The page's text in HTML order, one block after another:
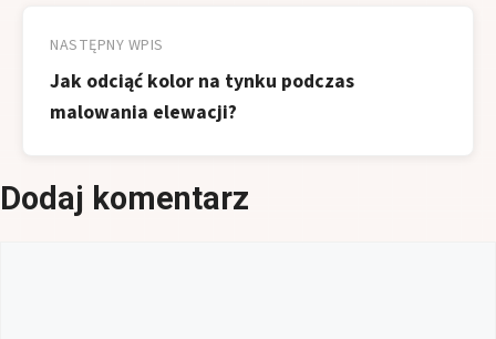
NASTĘPNY WPIS
Jak odciąć kolor na tynku podczas
malowania elewacji?
Dodaj komentarz